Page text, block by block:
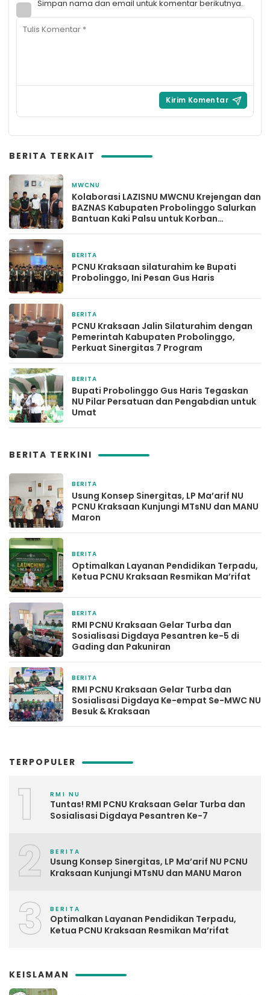
Simpan nama dan email untuk komentar berikutnya.
BERITA TERKAIT
MWCNU
Kolaborasi LAZISNU MWCNU Krejengan dan
BAZNAS Kabupaten Probolinggo Salurkan
Bantuan Kaki Palsu untuk Korban
BERITA
PCNU Kraksaan silaturahim ke Bupati
Probolinggo, Ini Pesan Gus Haris
BERITA
PCNU Kraksaan Jalin Silaturahim dengan
Pemerintah Kabupaten Probolinggo,
Perkuat Sinergitas 7 Program
BERITA
Bupati Probolinggo Gus Haris Tegaskan
NU Pilar Persatuan dan Pengabdian untuk
Umat
BERITA TERKINI
BERITA
Usung Konsep Sinergitas, LP Ma’arif NU
PCNU Kraksaan Kunjungi MTsNU dan MANU
Maron
BERITA
Optimalkan Layanan Pendidikan Terpadu,
Ketua PCNU Kraksaan Resmikan Ma’rifat
BERITA
RMI PCNU Kraksaan Gelar Turba dan
Sosialisasi Digdaya Pesantren ke-5 di
Gading dan Pakuniran
BERITA
RMI PCNU Kraksaan Gelar Turba dan
Sosialisasi Digdaya Ke-empat Se-MWC NU
Besuk & Kraksaan
TERPOPULER
1 RMI NU
Tuntas! RMI PCNU Kraksaan Gelar Turba dan
Sosialisasi Digdaya Pesantren Ke-7
2 BERITA
Usung Konsep Sinergitas, LP Ma’arif NU PCNU
Kraksaan Kunjungi MTsNU dan MANU Maron
3 BERITA
Optimalkan Layanan Pendidikan Terpadu,
Ketua PCNU Kraksaan Resmikan Ma’rifat
KEISLAMAN